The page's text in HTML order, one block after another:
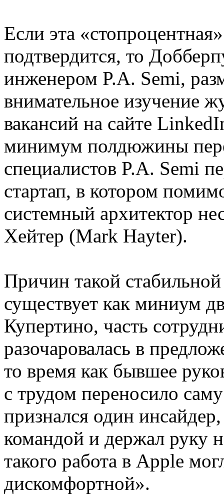
Если эта
подтвердится, то
инженером P.A. Semi,
внимательное изучение
вакансий на сайте
минимум полдюжины
специалистов P.A. Semi
стартап, в котором
системный архитектор
Хейтер (Mark Hayter).
Причин такой
существует как миниум
Купертино, часть
разочаровалась в
то время как бывшее
с трудом переносило
признался один
командой и держал руку
такого работа в Apple
дискомфортной».